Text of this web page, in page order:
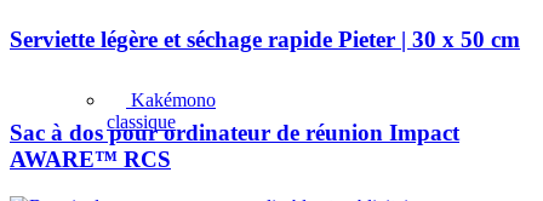
Kakémono
classique
Serviette légère et séchage rapide Pieter | 30 x 50 cm
Sac à dos pour ordinateur de réunion Impact
AWARE™ RCS